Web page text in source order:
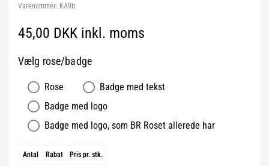
Varenummer: KA9b
45,00 DKK inkl. moms
Vælg rose/badge
Rose
Badge med tekst
Badge med logo
Badge med logo, som BR Roset allerede har
Antal Rabat Pris pr. stk.